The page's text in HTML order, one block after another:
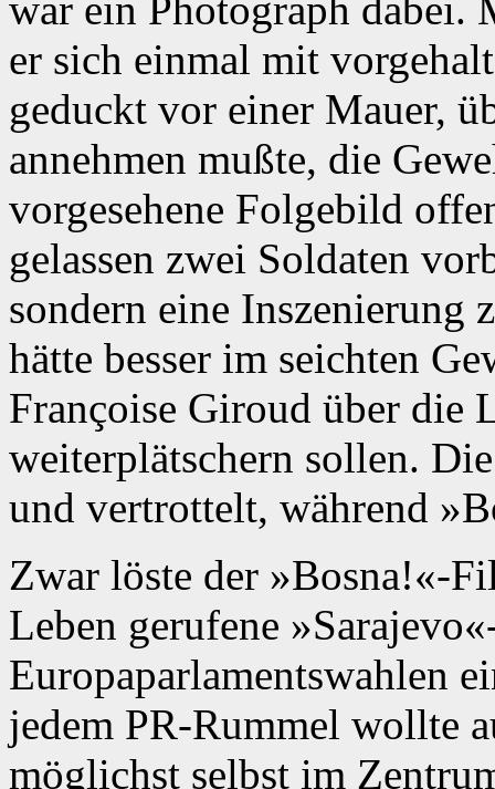
er sich einmal mit
geduckt vor einer Mauer,
annehmen mußte, die
vorgesehene Folgebild
gelassen zwei Soldaten
sondern eine Inszenierung
hätte besser im seichten
Françoise Giroud über die
weiterplätschern sollen.
und vertrottelt, während
Zwar löste der »Bosna!«-
Leben gerufene
Europaparlamentswahlen
jedem PR-Rummel wollte
möglichst selbst im